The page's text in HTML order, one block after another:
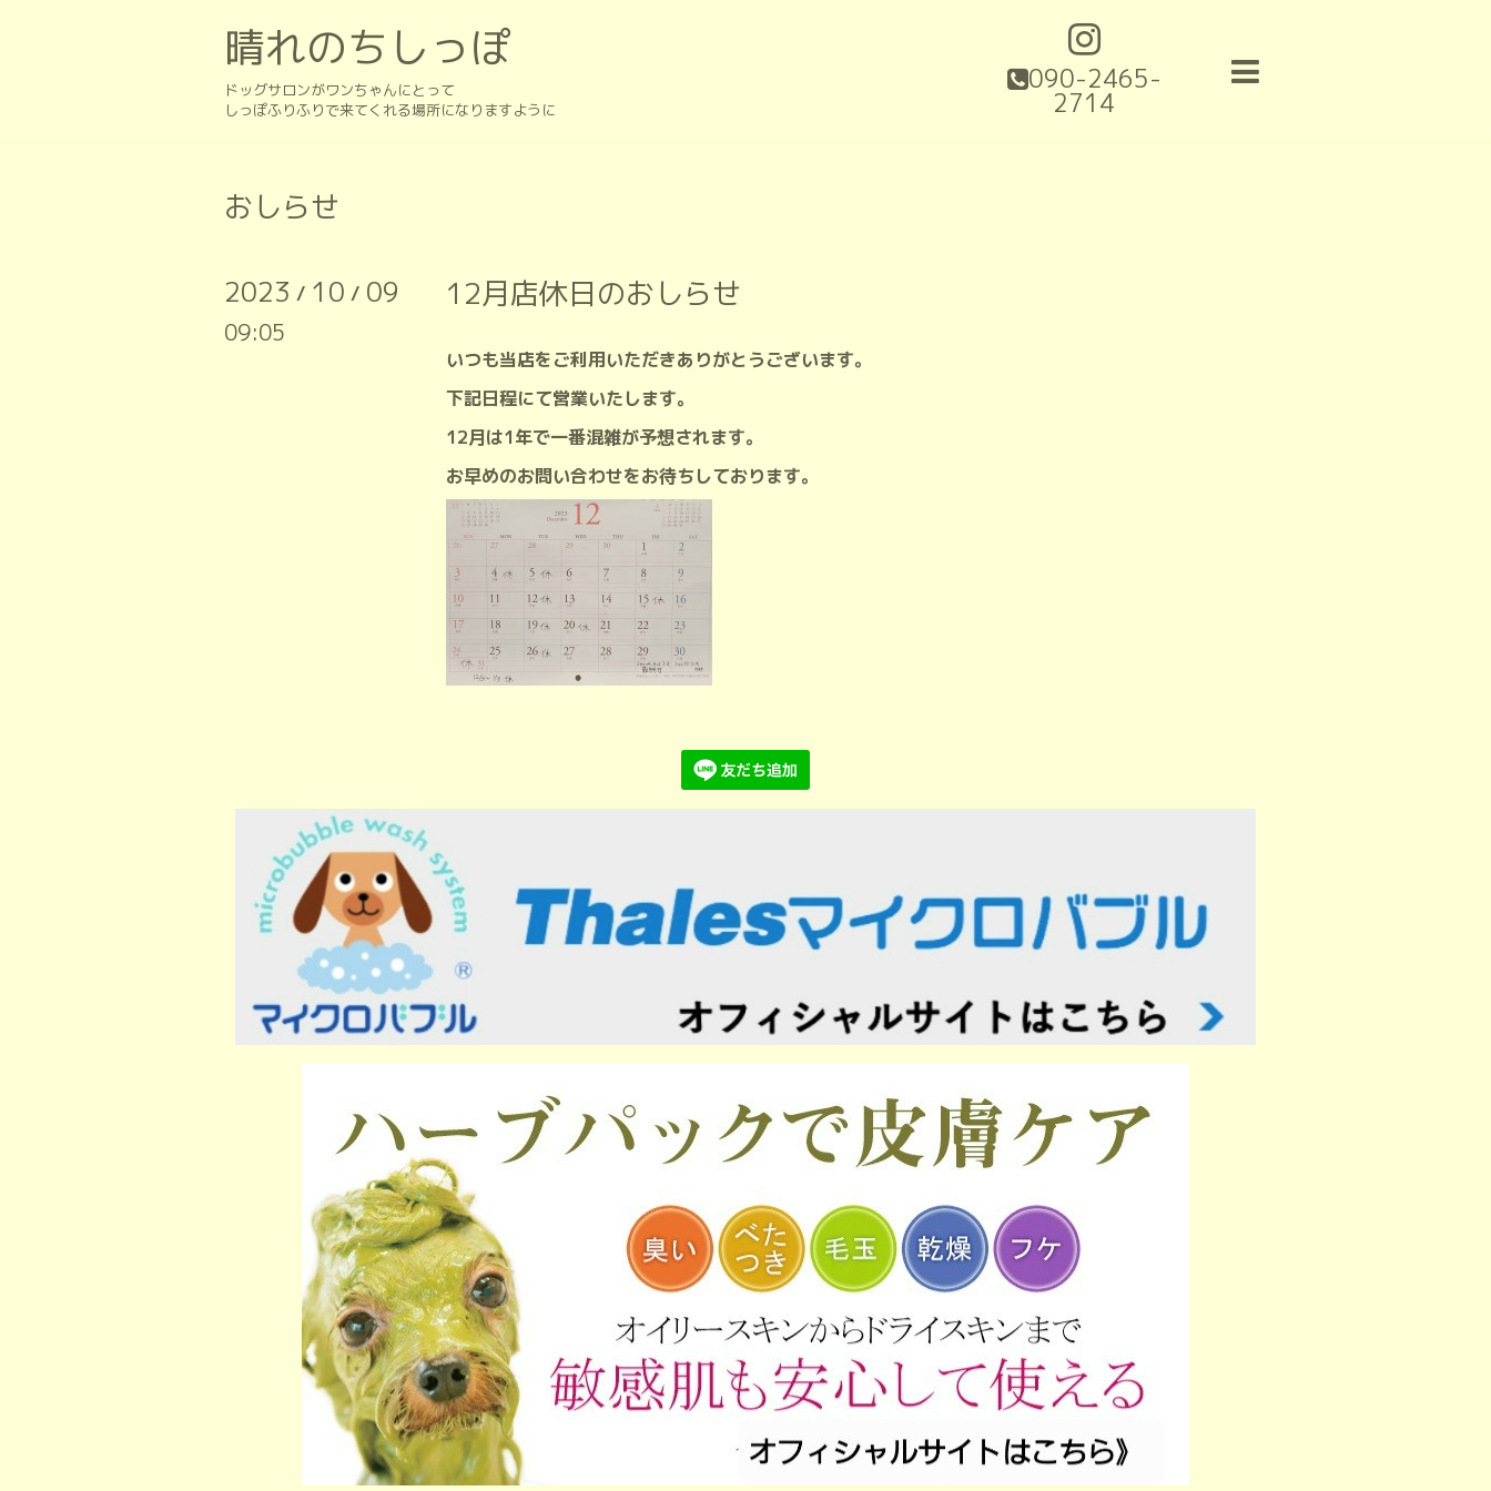
090-2465-
2714
晴れのちしっぽ
ドッグサロンがワンちゃんにとって
しっぽふりふりで来てくれる場所になりますように
おしらせ
2023 / 10 / 09
09:05
12月店休日のおしらせ
いつも当店をご利用いただきありがとうございます。
下記日程にて営業いたします。
12月は1年で一番混雑が予想されます。
お早めのお問い合わせをお待ちしております。